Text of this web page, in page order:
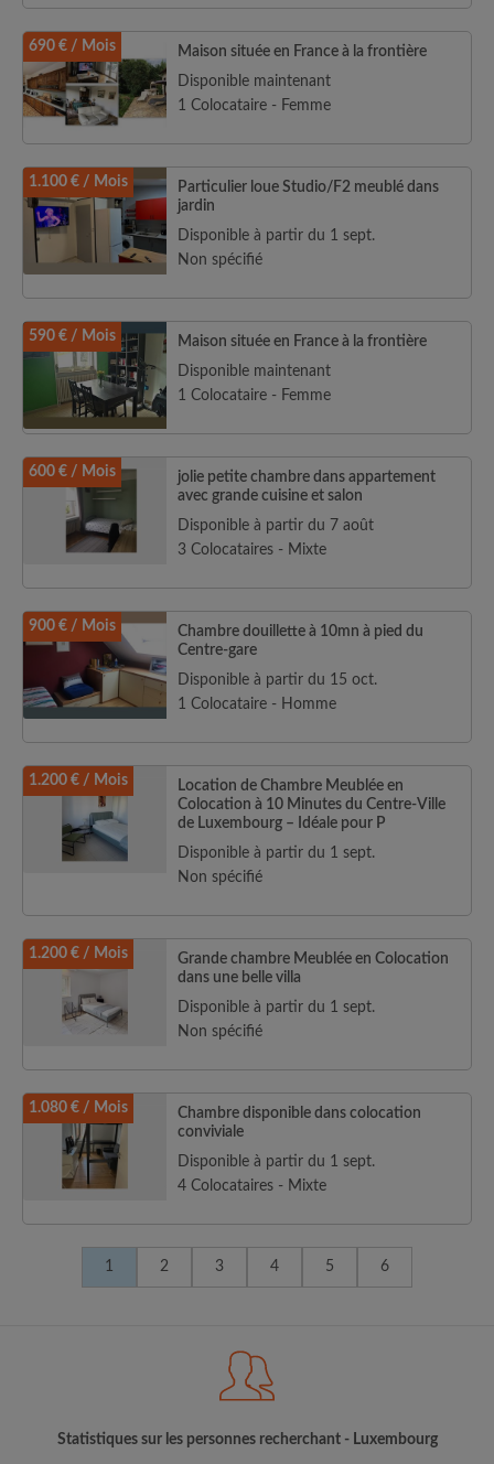
690 € / Mois
Maison située en France à la frontière
Disponible maintenant
1 Colocataire - Femme
1.100 € / Mois
Particulier loue Studio/F2 meublé dans
jardin
Disponible à partir du 1 sept.
Non spécifié
590 € / Mois
Maison située en France à la frontière
Disponible maintenant
1 Colocataire - Femme
600 € / Mois
jolie petite chambre dans appartement
avec grande cuisine et salon
Disponible à partir du 7 août
3 Colocataires - Mixte
900 € / Mois
Chambre douillette à 10mn à pied du
Centre-gare
Disponible à partir du 15 oct.
1 Colocataire - Homme
1.200 € / Mois
Location de Chambre Meublée en
Colocation à 10 Minutes du Centre-Ville
de Luxembourg – Idéale pour P
Disponible à partir du 1 sept.
Non spécifié
1.200 € / Mois
Grande chambre Meublée en Colocation
dans une belle villa
Disponible à partir du 1 sept.
Non spécifié
1.080 € / Mois
Chambre disponible dans colocation
conviviale
Disponible à partir du 1 sept.
4 Colocataires - Mixte
1 2 3 4 5 6
Statistiques sur les personnes recherchant - Luxembourg